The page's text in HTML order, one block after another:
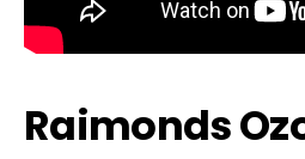
Raimonds